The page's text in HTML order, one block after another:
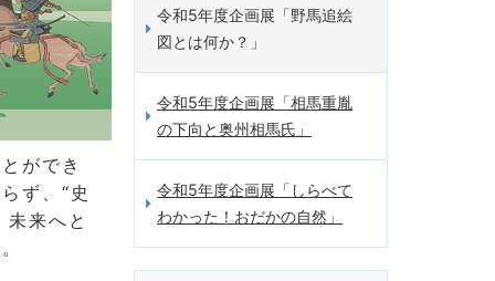
ができ
ず、“史
来へと
令和5年度企画展「野馬追絵
図とは何か？」
令和5年度企画展「相馬重胤
の下向と奥州相馬氏」
令和5年度企画展「しらべて
わかった！おだかの自然」